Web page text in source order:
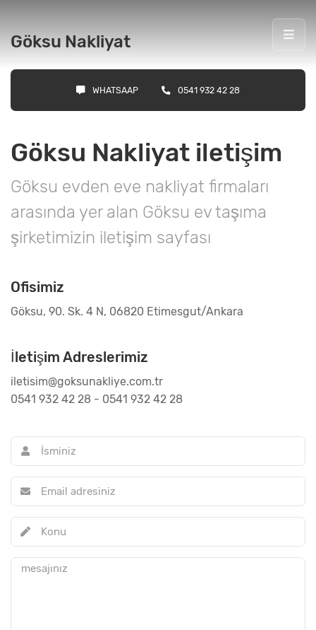
Göksu Nakliyat
WHATSAAP 0541 932 42 28
Göksu Nakliyat iletişim
Göksu evden eve nakliyat firmaları
arasında yer alan Göksu ev taşıma
şirketimizin iletişim sayfası
Ofisimiz
Göksu, 90. Sk. 4 N, 06820 Etimesgut/Ankara
İletişim Adreslerimiz
iletisim@goksunakliye.com.tr
0541 932 42 28 - 0541 932 42 28